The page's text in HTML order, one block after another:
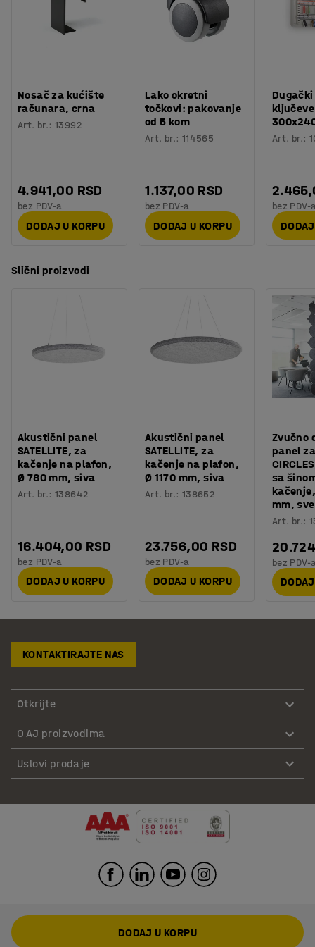
kako biste ih okačili na različitim visinama.
Lako se instaliraju pomoću podesivih kablova od 1,5 m
Paneli su napravljeni od recikliranog PET-a, bez upotrebe
lepka ili vezivnog sredstva. Stoga se mogu reciklirati i
ekološki su prihvatljiv izbor.
Nosač za kućište
računara, crna
Art. br.:13992
4.941,00 RSD
bez PDV-a
DODAJ U KORPU
Lako okretni
točkovi: pakovanje
od 5 kom
Art. br.: 114565
1.137,00 RSD
bez PDV-a
DODAJ U KORPU
Art. br.:
bez PDV-
Slični proizvodi
Akustični panel
SATELLITE, za
kačenje na plafon,
Ø 780 mm, siva
Art. br.:138642
16.404,00 RSD
bez PDV-a
DODAJ U KORPU
Akustični panel
SATELLITE, za
kačenje na plafon,
Ø 1170 mm, siva
Art. br.: 138652
23.756,00 RSD
bez PDV-a
DODAJ U KORPU
Zvučno
panel
sa
mm,
Art. br.:
bez PDV-
KONTAKTIRAJTE NAS
Otkrijte
O AJ proizvodima
Uslovi prodaje
DODAJ U KORPU